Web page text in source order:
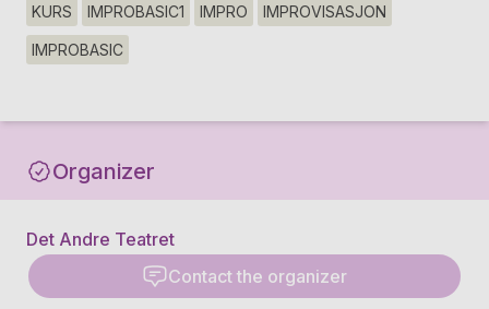
KURS IMPROBASIC1 IMPRO IMPROVISASJON
IMPROBASIC
Organizer
Det Andre Teatret
Contact the organizer